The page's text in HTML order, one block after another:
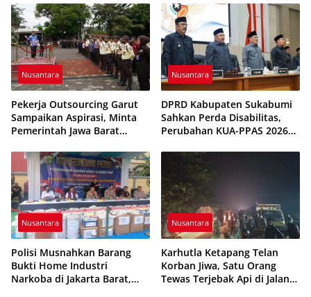
Dihentikan
Pungutan
Nusantara
Pekerja Outsourcing Garut
Sampaikan Aspirasi, Minta
Pemerintah Jawa Barat
Nusantara
DPRD Kabupaten Sukabumi
Sahkan Perda Disabilitas,
Perubahan KUA-PPAS 2026
Nusantara
Polisi Musnahkan Barang
Bukti Home Industri
Narkoba di Jakarta Barat,
Nusantara
Karhutla Ketapang Telan
Korban Jiwa, Satu Orang
Tewas Terjebak Api di Jalan